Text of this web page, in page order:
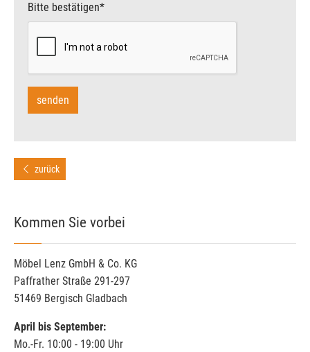
Bitte bestätigen*
zurück
Kommen Sie vorbei
Möbel Lenz GmbH & Co. KG
Paffrather Straße 291-297
51469 Bergisch Gladbach
April bis September:
Mo.-Fr. 10:00 - 19:00 Uhr